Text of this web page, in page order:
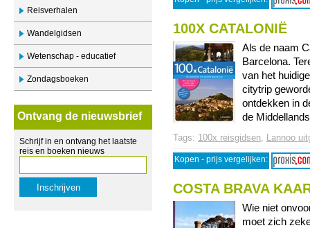
Reisverhalen
Wandelgidsen
Wetenschap - educatief
Zondagsboeken
Ontvang de nieuwsbrief
Schrijf in en ontvang het laatste
reis en boeken nieuws
100X CATALONIË
Als de naam
Barcelona.
van het
citytrip
ontdekken in
de
Tags: 100x reisgidsen, Lannoo
Kopen - prijs vergelijken:
COSTA BRAVA
Wie niet
moet zich